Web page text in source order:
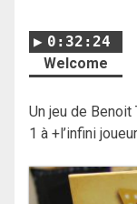
0:32:24
Welcome
Un jeu de
1 à +l’infini